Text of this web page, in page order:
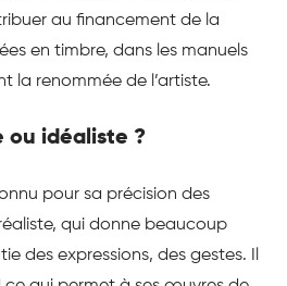
au financement de la
en timbre, dans les manuels
la renommée de l’artiste.
ou idéaliste ?
pour sa précision des
qui donne beaucoup
des expressions, des gestes. Il